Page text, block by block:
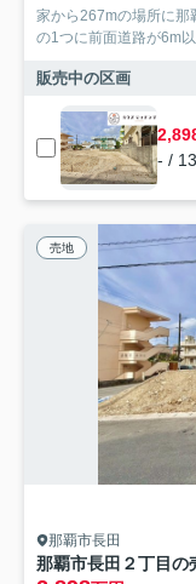
家から267mの場所に那
の1つに前面道路が6m
販売中の区画
- /
売地
那覇市長田
那覇市長田２丁目の